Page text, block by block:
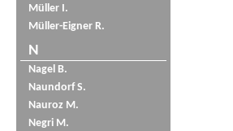
Müller I.
Müller-Eigner R.
N
Nagel B.
Naundorf S.
Nauroz M.
Negri M.